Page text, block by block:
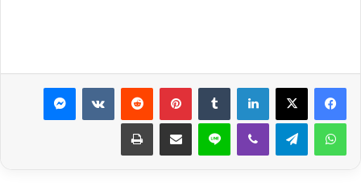
لينكدإن بينتيريست ماسنجر
واتساب تيلقرام ڤايبر لاين مشاركة عبر البريد طباعة